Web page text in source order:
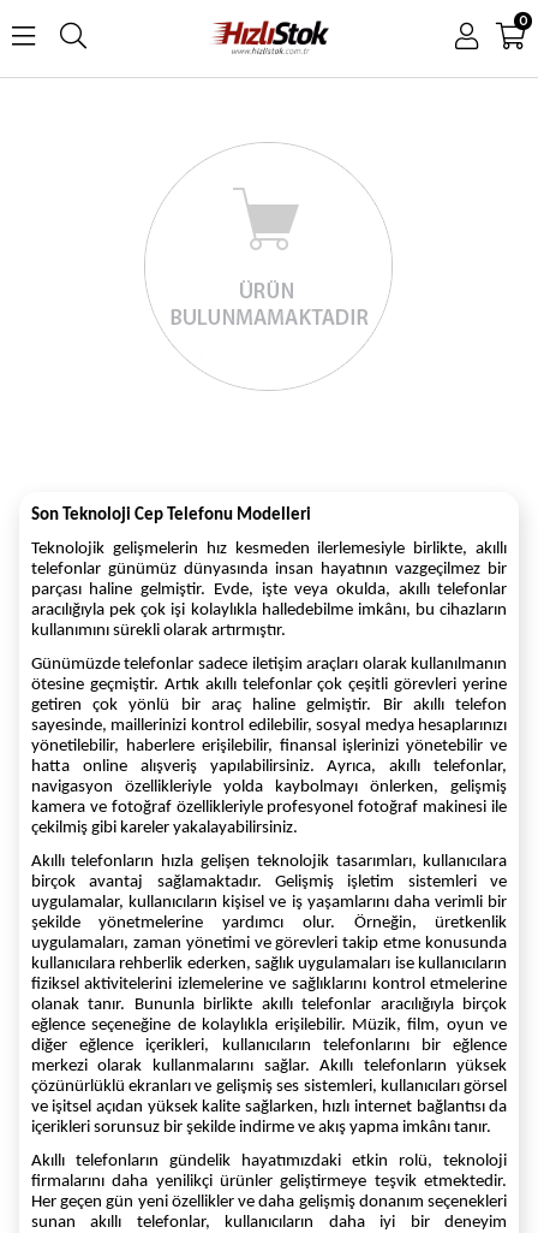
0
Son Teknoloji Cep Telefonu Modelleri
Teknolojik gelişmelerin hız kesmeden ilerlemesiyle birlikte, akıllı
telefonlar günümüz dünyasında insan hayatının vazgeçilmez bir
parçası haline gelmiştir. Evde, işte veya okulda, akıllı telefonlar
aracılığıyla pek çok işi kolaylıkla halledebilme imkânı, bu cihazların
kullanımını sürekli olarak artırmıştır.
Günümüzde telefonlar sadece iletişim araçları olarak kullanılmanın
ötesine geçmiştir. Artık akıllı telefonlar çok çeşitli görevleri yerine
getiren çok yönlü bir araç haline gelmiştir. Bir akıllı telefon
sayesinde, maillerinizi kontrol edilebilir, sosyal medya hesaplarınızı
yönetilebilir, haberlere erişilebilir, finansal işlerinizi yönetebilir ve
hatta online alışveriş yapılabilirsiniz. Ayrıca, akıllı telefonlar,
navigasyon özellikleriyle yolda kaybolmayı önlerken, gelişmiş
kamera ve fotoğraf özellikleriyle profesyonel fotoğraf makinesi ile
çekilmiş gibi kareler yakalayabilirsiniz.
Akıllı telefonların hızla gelişen teknolojik tasarımları, kullanıcılara
birçok avantaj sağlamaktadır. Gelişmiş işletim sistemleri ve
uygulamalar, kullanıcıların kişisel ve iş yaşamlarını daha verimli bir
şekilde yönetmelerine yardımcı olur. Örneğin, üretkenlik
uygulamaları, zaman yönetimi ve görevleri takip etme konusunda
kullanıcılara rehberlik ederken, sağlık uygulamaları ise kullanıcıların
fiziksel aktivitelerini izlemelerine ve sağlıklarını kontrol etmelerine
olanak tanır. Bununla birlikte akıllı telefonlar aracılığıyla birçok
eğlence seçeneğine de kolaylıkla erişilebilir. Müzik, film, oyun ve
diğer eğlence içerikleri, kullanıcıların telefonlarını bir eğlence
merkezi olarak kullanmalarını sağlar. Akıllı telefonların yüksek
çözünürlüklü ekranları ve gelişmiş ses sistemleri, kullanıcıları görsel
ve işitsel açıdan yüksek kalite sağlarken, hızlı internet bağlantısı da
içerikleri sorunsuz bir şekilde indirme ve akış yapma imkânı tanır.
Akıllı telefonların gündelik hayatımızdaki etkin rolü, teknoloji
firmalarını daha yenilikçi ürünler geliştirmeye teşvik etmektedir.
Her geçen gün yeni özellikler ve daha gelişmiş donanım seçenekleri
sunan akıllı telefonlar, kullanıcıların daha iyi bir deneyim